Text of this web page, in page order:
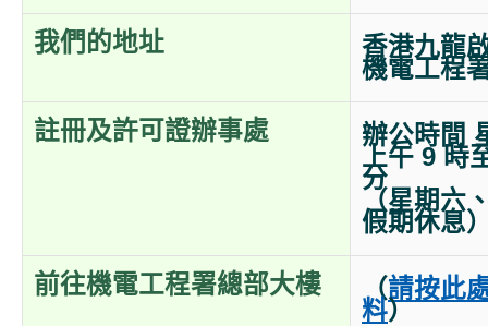
我們的地址 香港九龍
機電工程
註冊及許可證辦事處 辦公時間
上午 9 時
分
（星期六
假期休息
前往機電工程署總部大樓 （請按此
料）